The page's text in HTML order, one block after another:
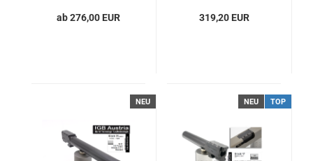
ab 276,00 EUR 319,20 EUR
NEU NEU TOP